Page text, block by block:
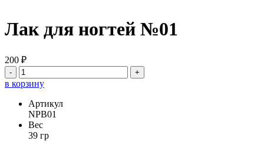
Лак для ногтей №01
200 ₽
- +
в корзину
Артикул
NPB01
Вес
39 гр